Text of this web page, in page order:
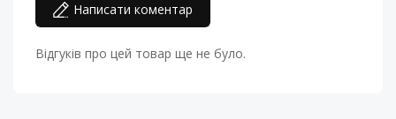
Написати коментар
Відгуків про цей товар ще не було.